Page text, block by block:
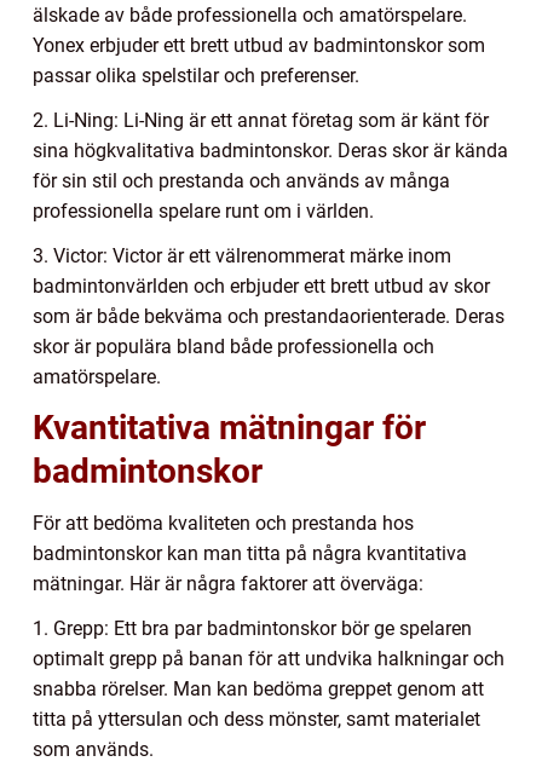
älskade av både professionella och amatörspelare.
Yonex erbjuder ett brett utbud av badmintonskor som
passar olika spelstilar och preferenser.
2. Li-Ning: Li-Ning är ett annat företag som är känt för
sina högkvalitativa badmintonskor. Deras skor är kända
för sin stil och prestanda och används av många
professionella spelare runt om i världen.
3. Victor: Victor är ett välrenommerat märke inom
badmintonvärlden och erbjuder ett brett utbud av skor
som är både bekväma och prestandaorienterade. Deras
skor är populära bland både professionella och
amatörspelare.
Kvantitativa mätningar för
badmintonskor
För att bedöma kvaliteten och prestanda hos
badmintonskor kan man titta på några kvantitativa
mätningar. Här är några faktorer att överväga:
1. Grepp: Ett bra par badmintonskor bör ge spelaren
optimalt grepp på banan för att undvika halkningar och
snabba rörelser. Man kan bedöma greppet genom att
titta på yttersulan och dess mönster, samt materialet
som används.